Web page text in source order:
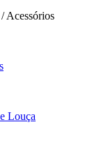
Acessórios
Louça